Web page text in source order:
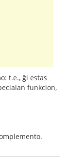
t.e., ĝi estas
funkcion,